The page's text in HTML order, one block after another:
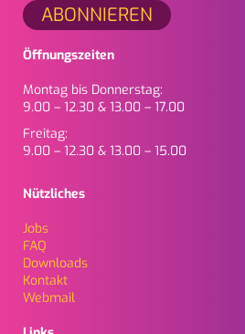
Öffnungszeiten
Montag bis Donnerstag:
9.00 – 12.30 & 13.00 – 17.00
Freitag:
9.00 – 12.30 & 13.00 – 15.00
Nützliches
Jobs
FAQ
Downloads
Kontakt
Webmail